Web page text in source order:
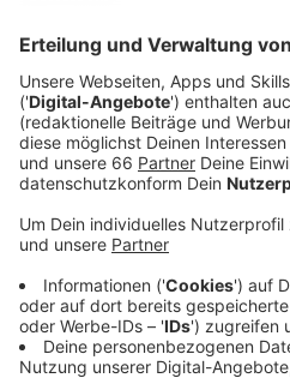
Was soll ich über Arne sagen?
er jeden Morgen besser
um so gestylt zur Arbeit – zum
Frisur sitzt, Bart ist akkurat
Hemden! Alle mit Spezial-
Weste und hippen Schuhen.
Socken reden? „Geringelt“ ist
in diesem Team der Mann und